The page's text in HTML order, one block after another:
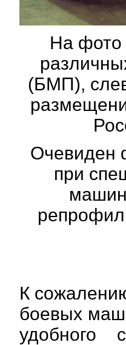
На фото
(БМП),
Очевиден
при
К
боевых
удобного